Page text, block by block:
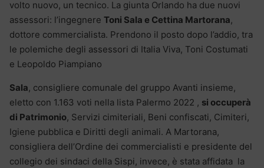
volto nuovo, un tecnico. La giunta Orlando ha due nuovi
assessori: l’ingegnere Toni Sala e Cettina Martorana,
dottore commercialista. Prendono il posto dopo l’addio, tra
le polemiche degli assessori di Italia Viva, Toni Costumati
e Leopoldo Piampiano
Sala, consigliere comunale del gruppo Avanti insieme,
eletto con 1.163 voti nella lista Palermo 2022 , si occuperà
di Patrimonio, Servizi cimiteriali, Beni confiscati, Cimiteri,
Igiene pubblica e Diritti degli animali. A Martorana,
consigliera dell’Ordine dei commercialisti e presidente del
collegio dei sindaci della Sispi, invece, è stata affidata la